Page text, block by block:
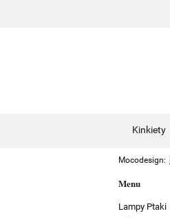
Kinkiety
Mocodesign:
Menu
Lampy Ptaki